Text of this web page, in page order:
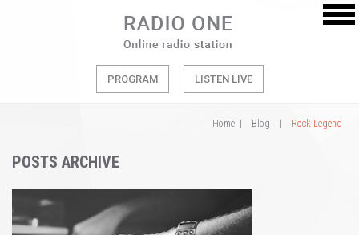
PROGRAM LISTEN LIVE
Home Blog Rock Legend
POSTS ARCHIVE